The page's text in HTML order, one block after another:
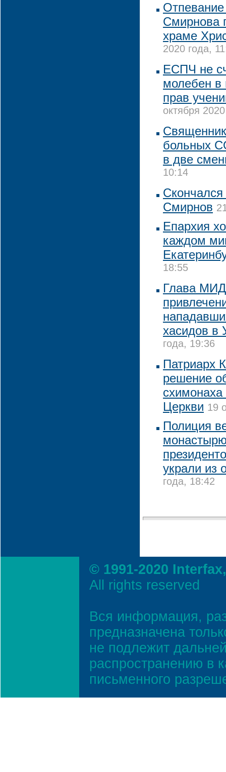
Смирнова
храме
2020 года,
ЕСПЧ не
молебен
прав
октября
больных
в две
10:14
Смирнов
Епархия
каждом
18:55
Глава МИД
хасидов в
года, 19:36
Патриарх
решение
Церкви 19
Полиция
украли из
года, 18:42
© 1991-2020
All rights reserved
Вся информация,
предназначена
не подлежит
распространению в
письменного